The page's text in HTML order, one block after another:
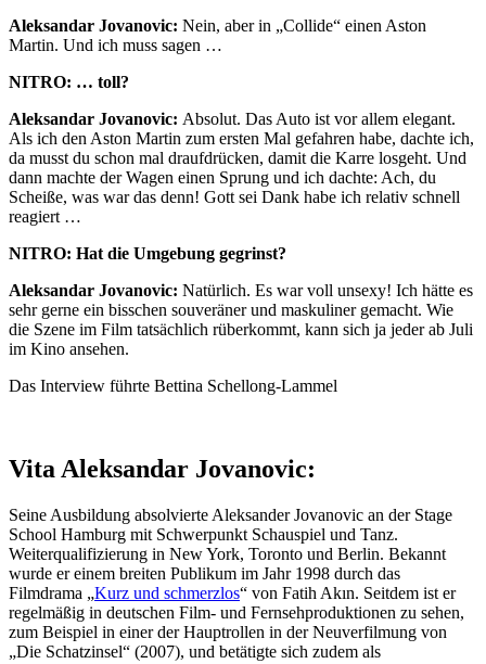
Aleksandar Jovanovic: Nein, aber in „Collide“ einen Aston
Martin. Und ich muss sagen …
NITRO: … toll?
Aleksandar Jovanovic: Absolut. Das Auto ist vor allem elegant.
Als ich den Aston Martin zum ersten Mal gefahren habe, dachte ich,
da musst du schon mal draufdrücken, damit die Karre losgeht. Und
dann machte der Wagen einen Sprung und ich dachte: Ach, du
Scheiße, was war das denn! Gott sei Dank habe ich relativ schnell
reagiert …
NITRO: Hat die Umgebung gegrinst?
Aleksandar Jovanovic: Natürlich. Es war voll unsexy! Ich hätte es
sehr gerne ein bisschen souveräner und maskuliner gemacht. Wie
die Szene im Film tatsächlich rüberkommt, kann sich ja jeder ab Juli
im Kino ansehen.
Das Interview führte Bettina Schellong-Lammel
Vita Aleksandar Jovanovic:
Seine Ausbildung absolvierte Aleksander Jovanovic an der Stage
School Hamburg mit Schwerpunkt Schauspiel und Tanz.
Weiterqualifizierung in New York, Toronto und Berlin. Bekannt
wurde er einem breiten Publikum im Jahr 1998 durch das
Filmdrama „Kurz und schmerzlos“ von Fatih Akın. Seitdem ist er
regelmäßig in deutschen Film- und Fernsehproduktionen zu sehen,
zum Beispiel in einer der Hauptrollen in der Neuverfilmung von
„Die Schatzinsel“ (2007), und betätigte sich zudem als